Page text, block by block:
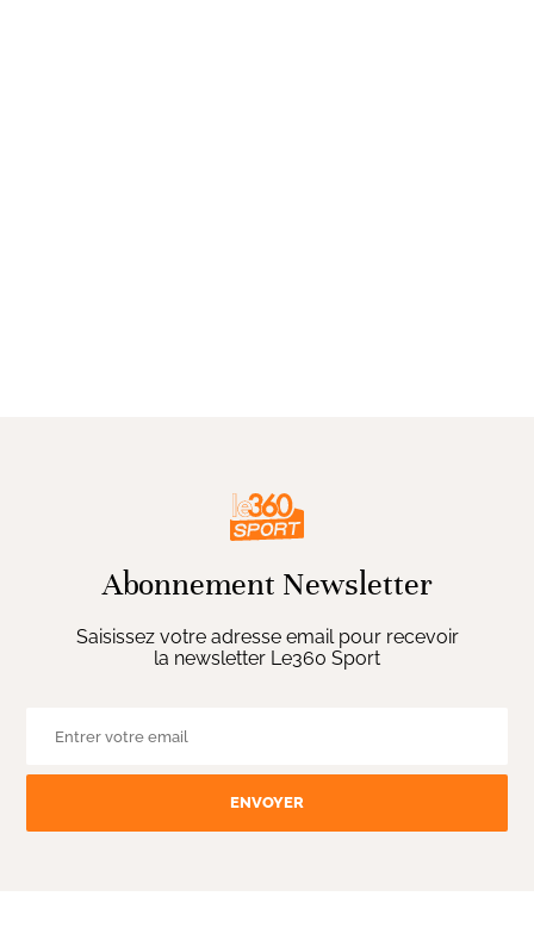
Abonnement Newsletter
Saisissez votre adresse email pour recevoir
la newsletter Le360 Sport
ENVOYER